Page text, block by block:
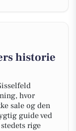
historie
hvor
sale og den
guide ved
rige